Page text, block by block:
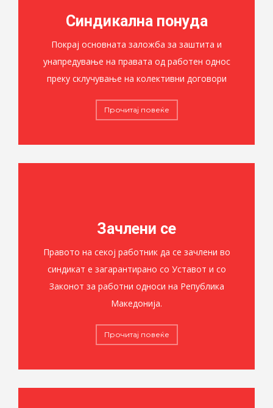
Синдикална понуда
Покрај основната заложба за заштита и
унапредување на правата од работен однос
преку склучување на колективни договори
Прочитај повеќе
Зачлени се
Правото на секој работник да се зачлени во
синдикат е загарантирано со Уставот и со
Законот за работни односи на Република
Македонија.
Прочитај повеќе